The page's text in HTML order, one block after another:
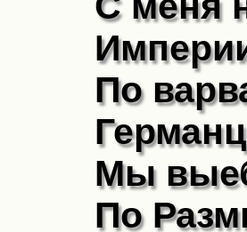
По
Мы
По